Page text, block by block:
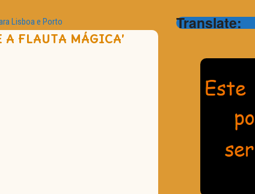
Lisboa e Porto
A FLAUTA MÁGICA’
Translate: